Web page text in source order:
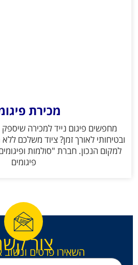
מכירת
מחפשים פיגום נייד למכירה שיספק
ובטיחותי לאורך זמן? ציוד משלכם
למקום הנכון. חברת "סולמות
פיגומים
צור
השאירו פרטים ונשוב